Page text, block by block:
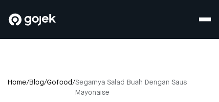
Home/Blog/Gofood/Segarnya Salad Buah Dengan Saus
Mayonaise